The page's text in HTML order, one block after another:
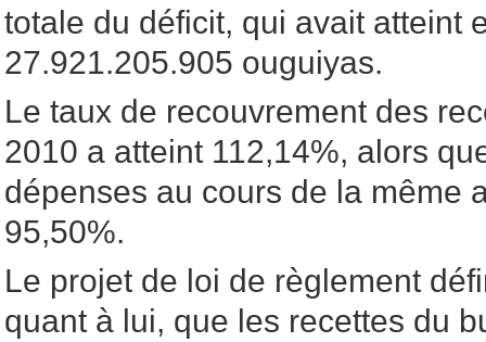
totale du déficit, qui avait atteint
27.921.205.905 ouguiyas.
Le taux de recouvrement des
2010 a atteint 112,14%, alors
dépenses au cours de la même
95,50%.
Le projet de loi de règlement
quant à lui, que les recettes du